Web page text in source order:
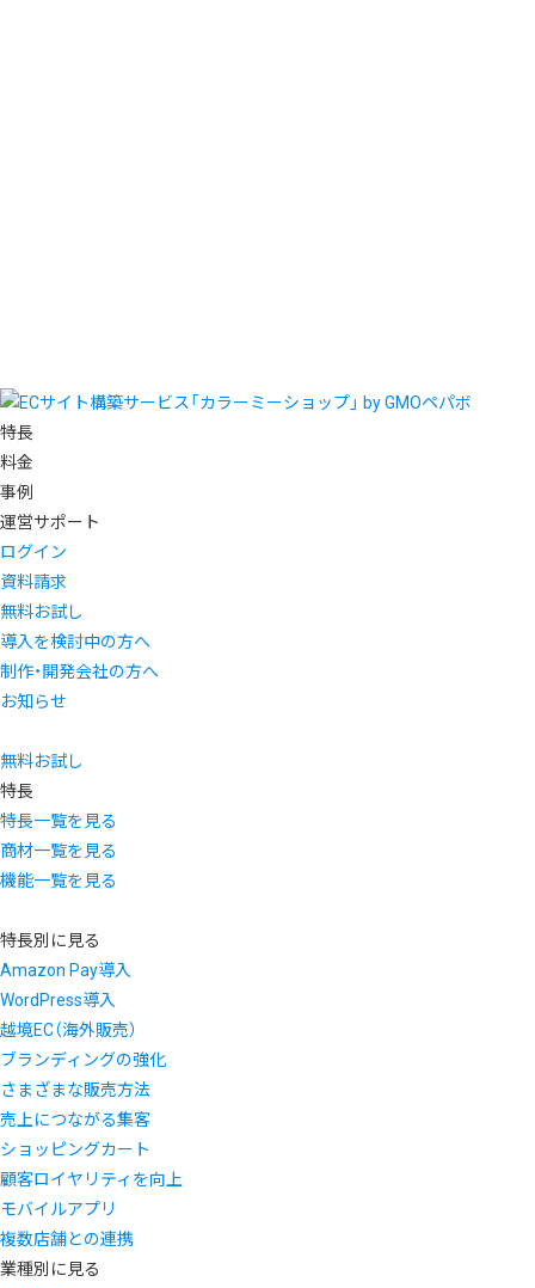
特長
料金
事例
運営サポート
ログイン
資料請求
無料お試し
導入を検討中の方へ
制作・開発会社の方へ
お知らせ
無料お試し
特長
特長一覧を見る
商材一覧を見る
機能一覧を見る
特長別に見る
Amazon Pay導入
WordPress導入
越境EC（海外販売）
ブランディングの強化
さまざまな販売方法
売上につながる集客
ショッピングカート
顧客ロイヤリティを向上
モバイルアプリ
複数店舗との連携
業種別に見る